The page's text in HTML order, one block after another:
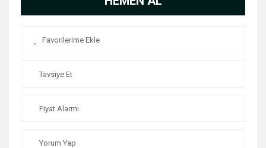
Tavsiye Et
Fiyat Alarmı
Yorum Yap